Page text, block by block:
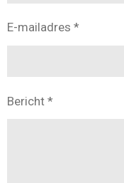
E-mailadres *
Bericht *